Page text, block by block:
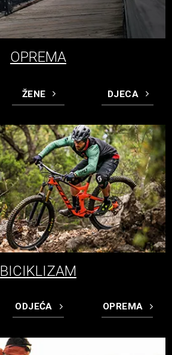
OPREMA
ŽENE DJECA
BICIKLIZAM
ODJEĆA OPREMA